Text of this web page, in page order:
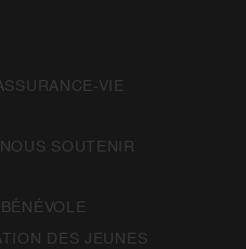
VIE
SOUTENIR
DES JEUNES